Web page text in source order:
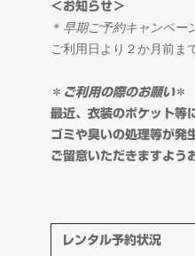
ル
＆
オ
ー
ダ
＜お知らせ＞
＊ 早期ご予約キャンペー
ご利用日より２か月前ま
＊ ご利用の際のお願い＊
最近、衣装のポケット等
ゴミや臭いの処理等が発
ご留意いただきますよう
レンタル予約状況